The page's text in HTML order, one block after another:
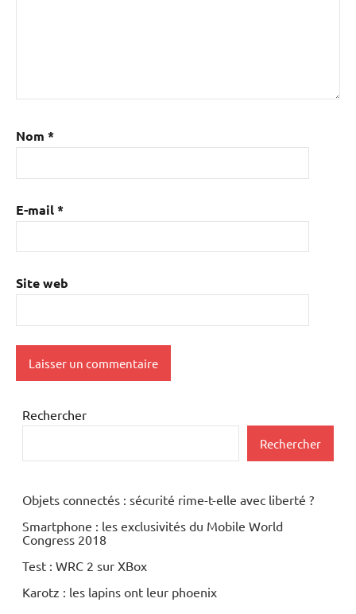
Nom *
E-mail*
Site web
Rechercher
Rechercher
Objets connectés : sécurité rime-t-elle avec liberté ?
Smartphone : les exclusivités du Mobile World
Congress 2018
Test : WRC 2 sur XBox
Karotz : les lapins ont leur phoenix